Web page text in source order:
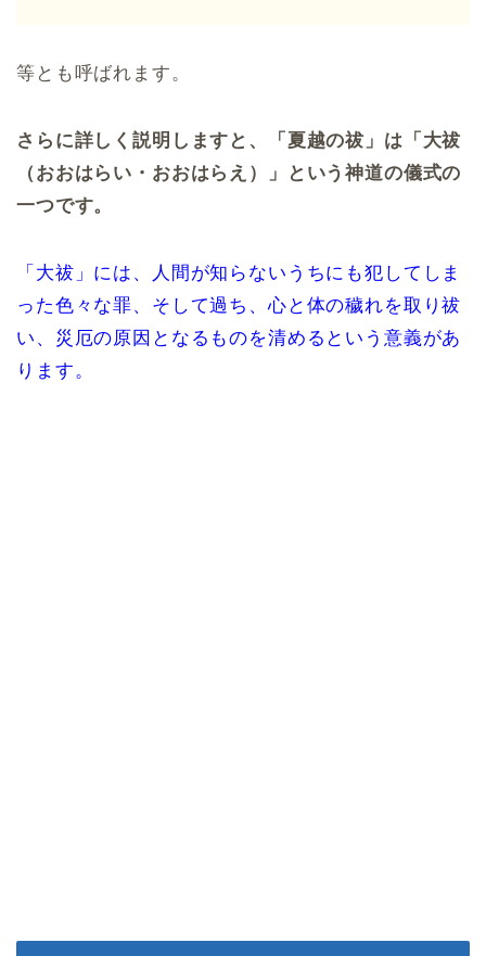
等とも呼ばれます。
さらに詳しく説明しますと、「夏越の祓」は「大祓
（おおはらい・おおはらえ）」という神道の儀式の
一つです。
「大祓」には、人間が知らないうちにも犯してしま
った色々な罪、そして過ち、心と体の穢れを取り祓
い、災厄の原因となるものを清めるという意義があ
ります。